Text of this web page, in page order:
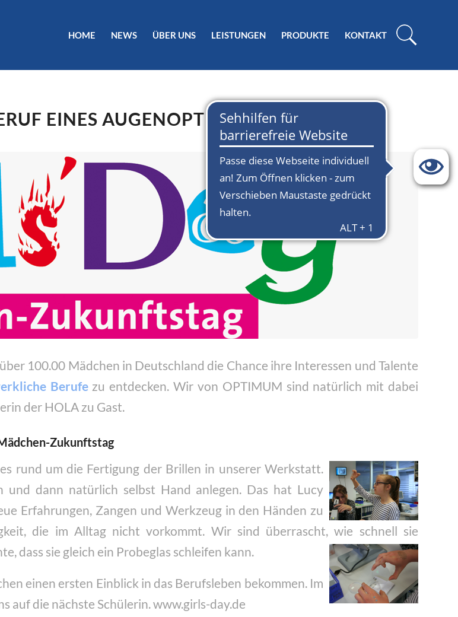
HOME NEWS ÜBER UNS LEISTUNGEN PRODUKTE KONTAKT
EINES AUGENOPTIKER AUS?
100.00 Mädchen in Deutschland die Chance ihre Interessen und Talente
Berufezu entdecken. Wir von OPTIMUM sind natürlich mit dabei
der HOLA zu Gast.
Zukunftstag
rund um die Fertigung der Brillen in unserer Werkstatt.
und dann natürlich selbst Hand anlegen. Das hat Lucy
Erfahrungen, Zangen und Werkzeug in den Händen zu
die im Alltag nicht vorkommt. Wir sind überrascht, wie schnell sie
dass sie gleich ein Probeglas schleifen kann.
einen ersten Einblick in das Berufsleben bekommen. Im
auf die nächste Schülerin. www.girls-day.de